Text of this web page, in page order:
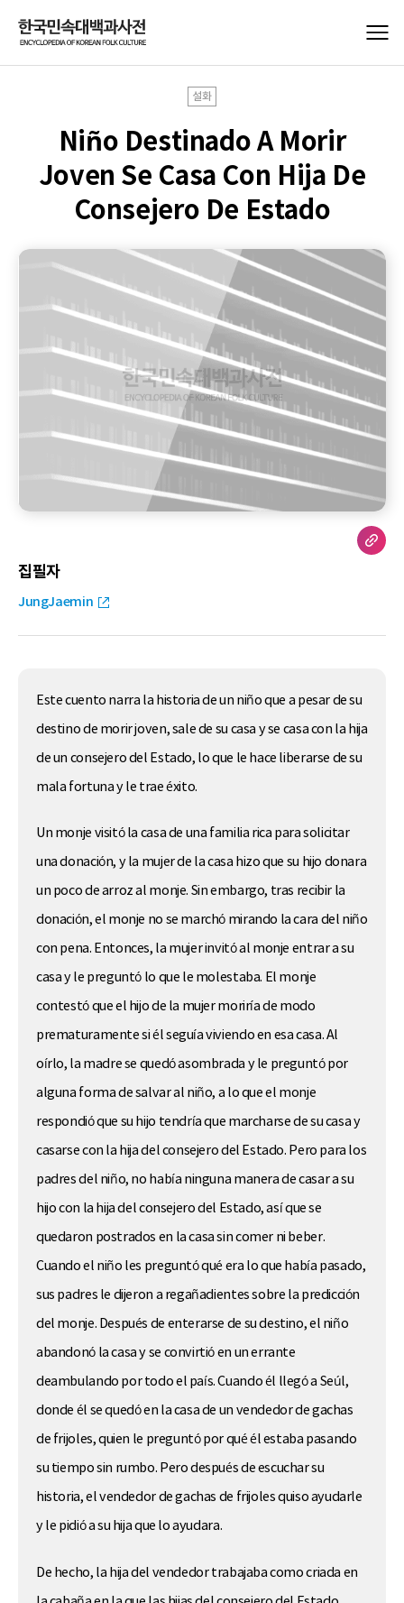
설화
Niño Destinado A Morir
Joven Se Casa Con Hija De
Consejero De Estado
집필자
JungJaemin
Este cuento narra la historia de un niño que a pesar de su
destino de morir joven, sale de su casa y se casa con la hija
de un consejero del Estado, lo que le hace liberarse de su
mala fortuna y le trae éxito.
Un monje visitó la casa de una familia rica para solicitar
una donación, y la mujer de la casa hizo que su hijo donara
un poco de arroz al monje. Sin embargo, tras recibir la
donación, el monje no se marchó mirando la cara del niño
con pena. Entonces, la mujer invitó al monje entrar a su
casa y le preguntó lo que le molestaba. El monje
contestó que el hijo de la mujer moriría de modo
prematuramente si él seguía viviendo en esa casa. Al
oírlo, la madre se quedó asombrada y le preguntó por
alguna forma de salvar al niño, a lo que el monje
respondió que su hijo tendría que marcharse de su casa y
casarse con la hija del consejero del Estado. Pero para los
padres del niño, no había ninguna manera de casar a su
hijo con la hija del consejero del Estado, así que se
quedaron postrados en la casa sin comer ni beber.
Cuando el niño les preguntó qué era lo que había pasado,
sus padres le dijeron a regañadientes sobre la predicción
del monje. Después de enterarse de su destino, el niño
abandonó la casa y se convirtió en un errante
deambulando por todo el país. Cuando él llegó a Seúl,
donde él se quedó en la casa de un vendedor de gachas
de frijoles, quien le preguntó por qué él estaba pasando
su tiempo sin rumbo. Pero después de escuchar su
historia, el vendedor de gachas de frijoles quiso ayudarle
y le pidió a su hija que lo ayudara.
De hecho, la hija del vendedor trabajaba como criada en